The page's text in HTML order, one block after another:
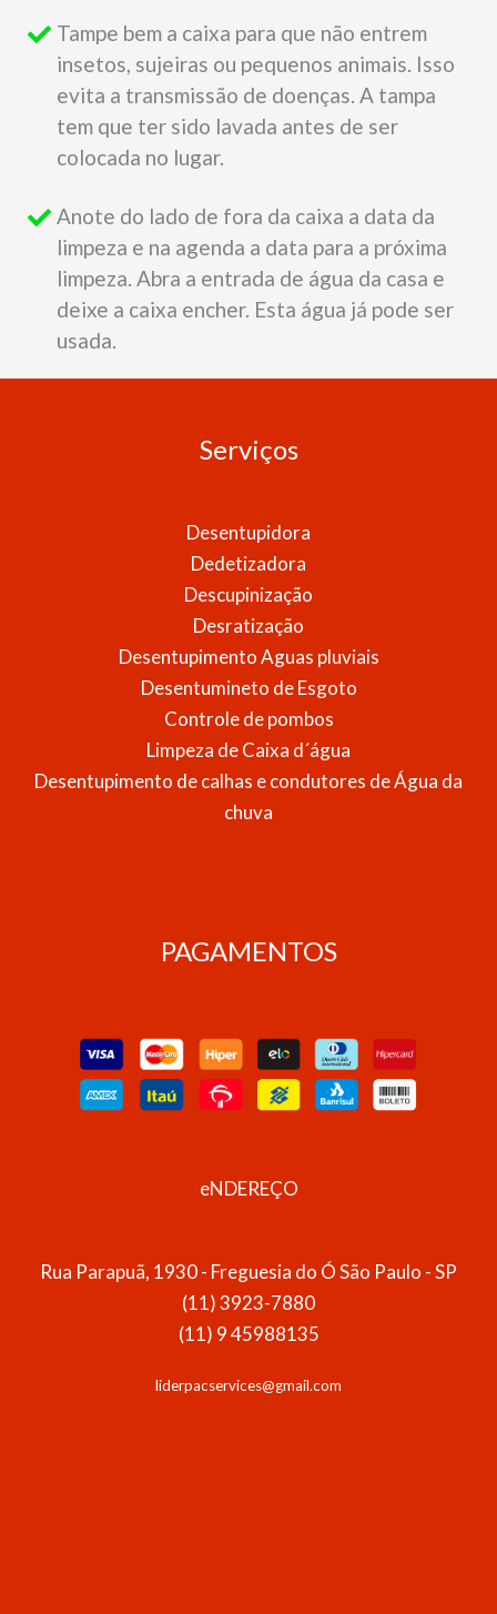
Tampe bem a caixa para que não entrem
insetos, sujeiras ou pequenos animais. Isso
evita a transmissão de doenças. A tampa
tem que ter sido lavada antes de ser
colocada no lugar.
Anote do lado de fora da caixa a data da
limpeza e na agenda a data para a próxima
limpeza. Abra a entrada de água da casa e
deixe a caixa encher. Esta água já pode ser
usada.
Serviços
Desentupidora
Dedetizadora
Descupinização
Desratização
Desentupimento Aguas pluviais
Desentumineto de Esgoto
Controle de pombos
Limpeza de Caixa d´água
Desentupimento de calhas e condutores de Água da
chuva
PAGAMENTOS
eNDEREÇO
Rua Parapuã, 1930 - Freguesia do Ó São Paulo - SP
(11) 3923-7880
(11) 9 45988135
liderpacservices@gmail.com